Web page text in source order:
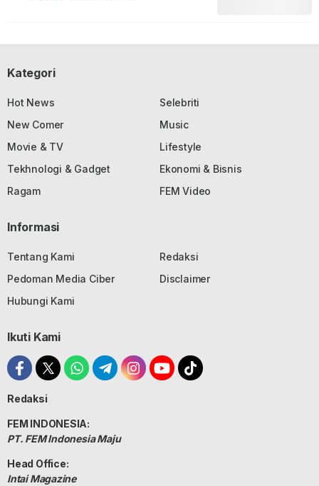
Kategori
Hot News
Selebriti
New Comer
Music
Movie & TV
Lifestyle
Tekhnologi & Gadget
Ekonomi & Bisnis
Ragam
FEM Video
Informasi
Tentang Kami
Redaksi
Pedoman Media Ciber
Disclaimer
Hubungi Kami
Ikuti Kami
Redaksi
FEM INDONESIA:
PT. FEM Indonesia Maju
Head Office:
Intai Magazine